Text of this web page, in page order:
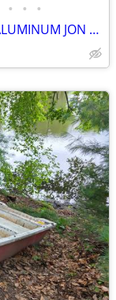
• • •
1984 SEARS GAMEFISHER 12' V-HULL ALUMINUM JON BOAT